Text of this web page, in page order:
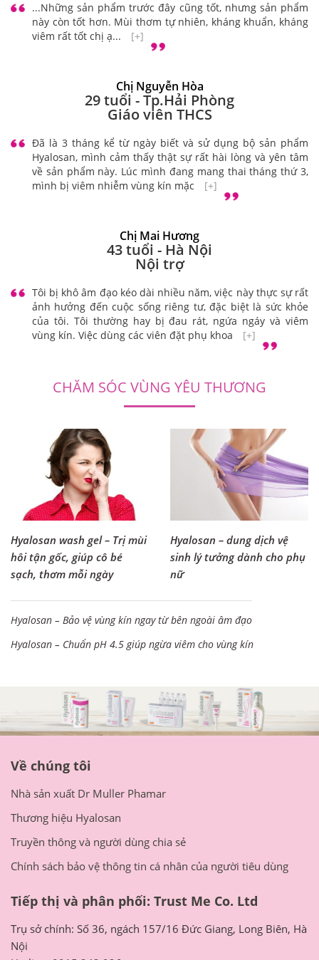
...Những sản phẩm trước đây cũng tốt, nhưng sản phẩm
này còn tốt hơn. Mùi thơm tự nhiên, kháng khuẩn, kháng
viêm rất tốt chị ạ...
[+]
Chị Nguyễn Hòa
29 tuổi - Tp.Hải Phòng
Giáo viên THCS
Đã là 3 tháng kể từ ngày biết và sử dụng bộ sản phẩm
Hyalosan, mình cảm thấy thật sự rất hài lòng và yên tâm
về sản phẩm này. Lúc mình đang mang thai tháng thứ 3,
mình bị viêm nhiễm vùng kín mặc
[+]
Chị Mai Hương
43 tuổi - Hà Nội
Nội trợ
Tôi bị khô âm đạo kéo dài nhiều năm, việc này thực sự rất
ảnh hưởng đến cuộc sống riêng tư, đặc biệt là sức khỏe
của tôi. Tôi thường hay bị đau rát, ngứa ngáy và viêm
vùng kín. Việc dùng các viên đặt phụ khoa
[+]
CHĂM SÓC VÙNG YÊU THƯƠNG
Hyalosan wash gel – Trị mùi
hôi tận gốc, giúp cô bé
sạch, thơm mỗi ngày
Hyalosan – dung dịch vệ
sinh lý tưởng dành cho phụ
nữ
Hyalosan – Bảo vệ vùng kín ngay từ bên ngoài âm đạo
Hyalosan – Chuẩn pH 4.5 giúp ngừa viêm cho vùng kín
Về chúng tôi
Nhà sản xuất Dr Muller Phamar
Thương hiệu Hyalosan
Truyền thông và người dùng chia sẻ
Chính sách bảo vệ thông tin cá nhân của người tiêu dùng
Tiếp thị và phân phối: Trust Me Co. Ltd
Trụ sở chính: Số 36, ngách 157/16 Đức Giang, Long Biên, Hà
Nội